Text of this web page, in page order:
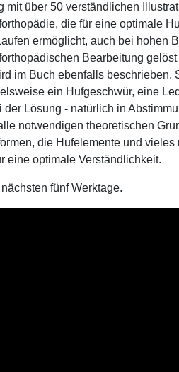
mit über 50 verständlichen
die für eine optimale
ermöglicht, auch bei hohen
Bearbeitung
im Buch ebenfalls beschrieben.
ein Hufgeschwür, eine
Lösung - natürlich in
notwendigen theoretischen
die Hufelemente und vieles
eine optimale Verständlichkeit.
fünf Werktage.